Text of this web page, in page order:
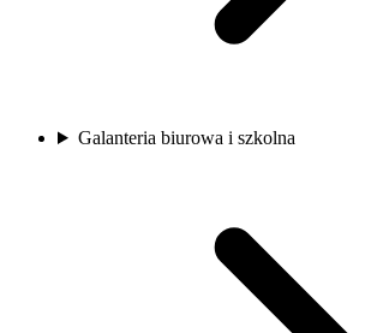
Galanteria biurowa i szkolna